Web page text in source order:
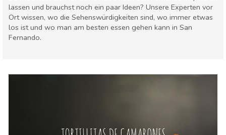
lassen und brauchst noch ein paar Ideen? Unsere Experten vor
Ort wissen, wo die Sehenswürdigkeiten sind, wo immer etwas
los ist und wo man am besten essen gehen kann in San
Fernando.